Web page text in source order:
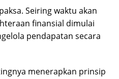
Seiring waktu akan
finansial dimulai
pendapatan secara
menerapkan prinsip